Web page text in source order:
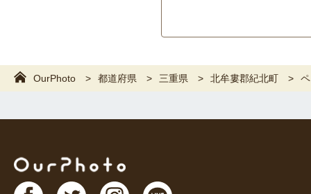
OurPhoto 都道府県 三重県 北牟婁郡紀北町